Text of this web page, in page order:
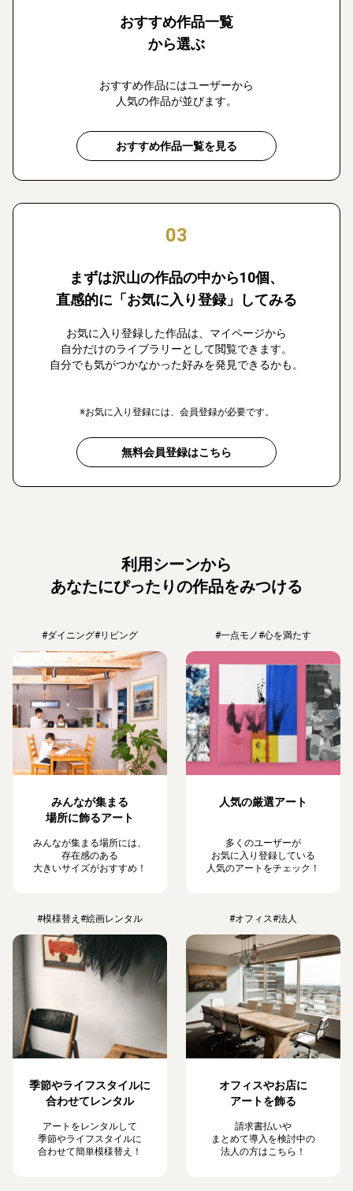
おすすめ作品一覧
から選ぶ
おすすめ作品にはユーザーから
人気の作品が並びます。
おすすめ作品一覧を見る
03
まずは沢山の作品の中から10個、
直感的に「お気に入り登録」してみる
お気に入り登録した作品は、マイページから
自分だけのライブラリーとして閲覧できます。
自分でも気がつかなかった好みを発見できるかも。
※お気に入り登録には、会員登録が必要です。
無料会員登録はこちら
利用シーンから
あなたにぴったりの作品をみつける
#ダイニング#リビング
みんなが集まる
場所に飾るアート
みんなが集まる場所には、
存在感のある
大きいサイズがおすすめ！
#一点モノ#心を満たす
人気の厳選アート
多くのユーザーが
お気に入り登録している
人気のアートをチェック！
#模様替え #絵画レンタル
季節やライフスタイルに
合わせてレンタル
アートをレンタルして
季節やライフスタイルに
合わせて簡単模様替え！
#オフィス#法人
オフィスやお店に
アートを飾る
請求書払いや
まとめて導入を検討中の
法人の方はこちら！